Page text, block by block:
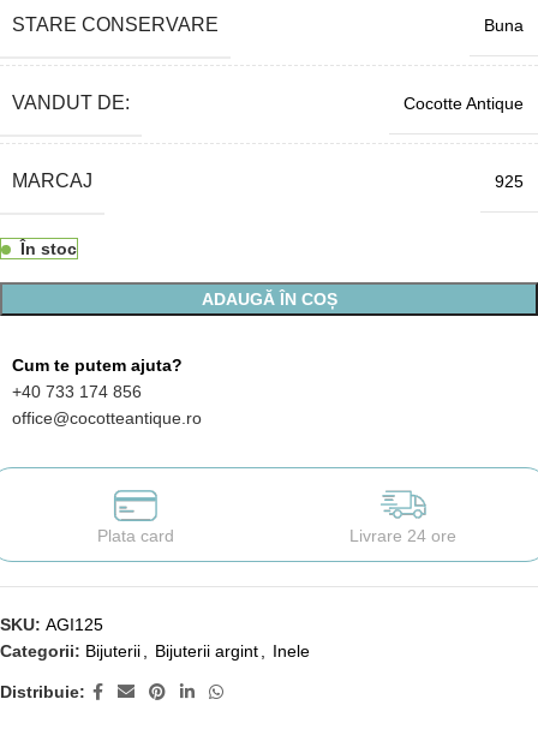
STARE CONSERVARE Buna
VANDUT DE: Cocotte Antique
MARCAJ 925
În stoc
ADAUGĂ ÎN COȘ
Cum te putem ajuta?
+40 733 174 856
office@cocotteantique.ro
Plata card Livrare 24 ore
SKU: AGI125
Categorii: Bijuterii Bijuterii argint Inele
Distribuie: